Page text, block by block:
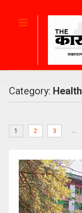
Category: Health
1 2 3 …